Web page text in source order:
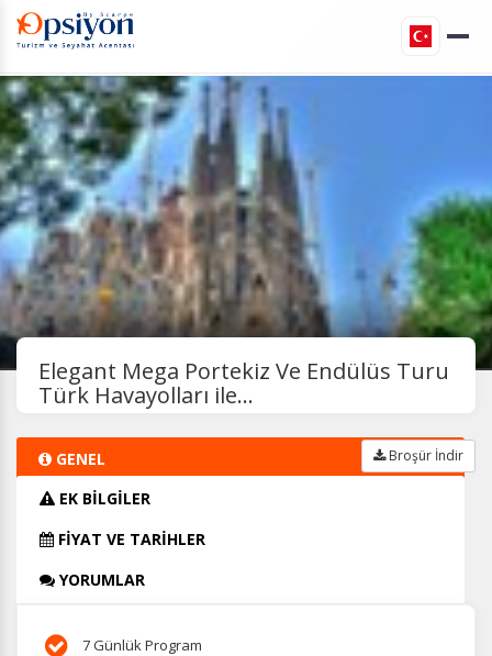
Elegant Mega Portekiz Ve Endülüs Turu
Türk Havayolları ile...
GENEL
EK BİLGİLER
FİYAT VE TARİHLER
YORUMLAR
Broşür İndir
7 Günlük Program